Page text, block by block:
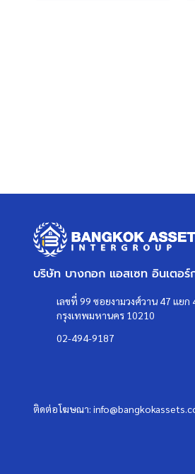
- ใกล้จุดขึ้น-ลงรถเมล์ สาย 125 (
Instagram >https://goo.gl/
รีวิวจริงจากลูกค้าได้ที่ :
>>>แล้วทำไมต้องซื้
คลิก<<<
บริษัท บางกอก แอสเซท อินเตอร์
เลขที่ 99 ซอยงามวงศ์วาน 47 แย
กรุงเทพมหานคร 10210
02-494-9187
ติดต่อโฆษณา: